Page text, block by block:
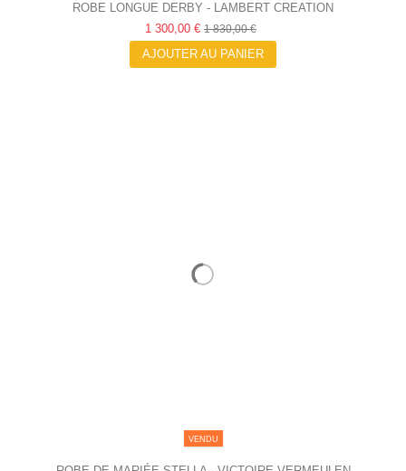
ROBE LONGUE DERBY - LAMBERT CREATION
1 300,00 € 1 830,00 €
AJOUTER AU PANIER
VENDU